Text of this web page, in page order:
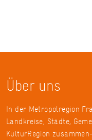
Über uns
In der Metropolregion
Landkreise, Städte,
KulturRegion